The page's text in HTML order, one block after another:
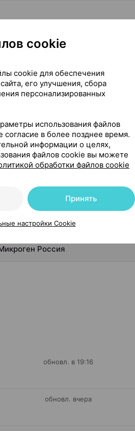
лиофилизат для
Россия
обновл. в 19:16
обновл. вчера
cookie
cookie для обеспечения
его улучшения, сбора
персонализированных
использования файлов
согласие в более позднее время.
информации о целях,
файлов cookie вы можете
обработки файлов cookie
Принять
настройки Cookie